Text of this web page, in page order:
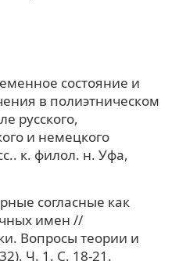
состояние и
в полиэтническом
русского,
и немецкого
к. филол. н. Уфа,
согласные как
имен //
Вопросы теории и
Ч. 1. С. 18-21.